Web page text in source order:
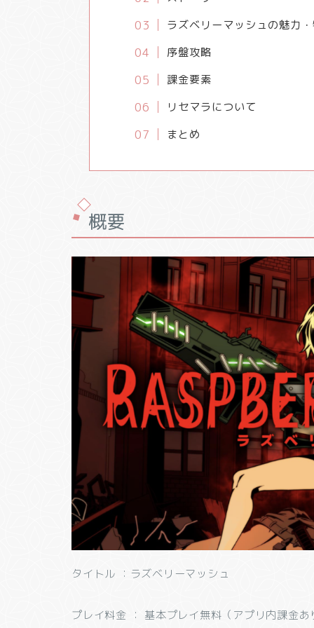
ラズベリーマッシュの魅力
序盤攻略
課金要素
リセマラについて
まとめ
概要
タイトル ：ラズベリーマッシュ
プレイ料金 ： 基本プレイ無料（アプリ内課金あ